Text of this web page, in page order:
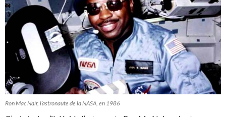
Ron Mac Nair, l’astronaute de la NASA, en 1986